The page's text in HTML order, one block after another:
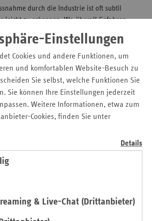
Einstellungen
Cookies und andere Funktionen, um
und komfortablen Website-Besuch zu
Sie selbst, welche Funktionen Sie
Sie können Ihre Einstellungen jederzeit
Weitere Informationen, etwa zum
Cookies, finden Sie unter
Details
& Live-Chat (Drittanbieter)
durch die Industrie ist oft subtil
leicht zu erkennen. Wo überall Gefahren
für Selbsthilfegruppen liegen können
wehren kann, zeigt die Broschüre
– Patientenselbsthilfe und
im Gesundheitssektor“. Die
im Internet zur Verfügung unter:
NRW/Service/Selbsthilfe.html
Vorsicht bei Spenden und Sponsoring .pdf
Broschüre Ungleiche Partner.pdf